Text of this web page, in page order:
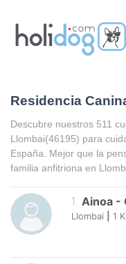
Residencia
Descubre nuestros 511
Llombai(46195) para
España. Mejor que la
familia anfitriona en
1 Ainoa -
Llombai 1